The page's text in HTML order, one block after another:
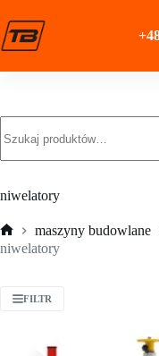
do
treści
niwelatory
Strona
maszyny budowlane
niwelatory
FILTR